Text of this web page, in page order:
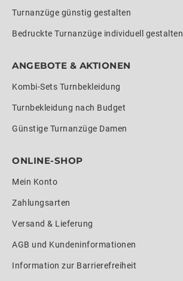
Turnanzüge günstig gestalten
Bedruckte Turnanzüge individuell gestalten
ANGEBOTE & AKTIONEN
Kombi-Sets Turnbekleidung
Turnbekleidung nach Budget
Günstige Turnanzüge Damen
ONLINE-SHOP
Mein Konto
Zahlungsarten
Versand & Lieferung
AGB und Kundeninformationen
Information zur Barrierefreiheit